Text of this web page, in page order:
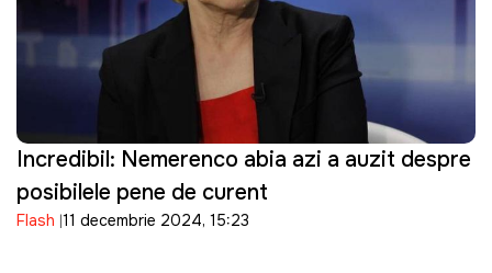
Incredibil: Nemerenco abia azi a auzit despre
posibilele pene de curent
Flash 11 decembrie 2024, 15:23